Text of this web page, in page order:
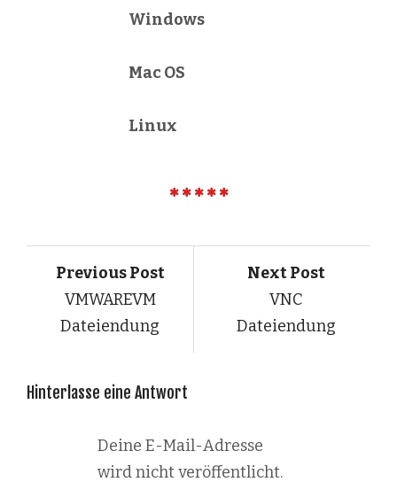
Windows
Mac OS
Linux
Previous Post
VMWAREVM
Dateiendung
Next Post
VNC
Dateiendung
Hinterlasse eine Antwort
Deine E-Mail-Adresse
wird nicht veröffentlicht.